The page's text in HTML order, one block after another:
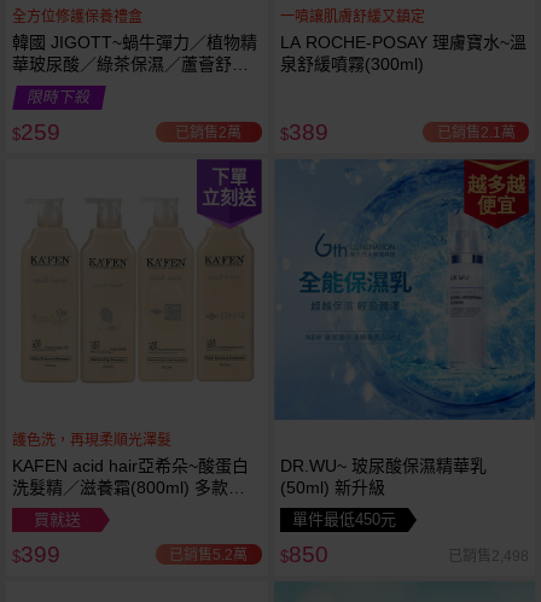
全方位修護保養禮盒
韓國 JIGOTT~蝸牛彈力／植物精
華玻尿酸／綠茶保濕／蘆薈舒緩
修復 禮盒(5件組) 款式可選 化妝
水+乳液+面霜
限時下殺
$259 已銷售2萬
一噴讓肌膚舒緩又鎮定
LA ROCHE-POSAY 理膚寶水~溫
泉舒緩噴霧(300ml)
$389 已銷售2.1萬
下單
立刻送
護色洗，再現柔順光澤髮
KAFEN acid hair亞希朵~酸蛋白
洗髮精／滋養霜(800ml) 多款可
選
買就送
$399 已銷售5.2萬
越多越
便宜
DR.WU~ 玻尿酸保濕精華乳
(50ml) 新升級
單件最低450元
$850 已銷售2,498